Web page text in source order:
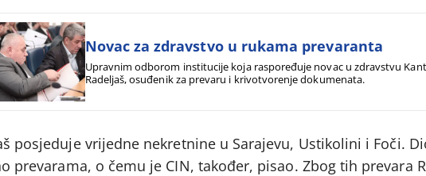
Novac za zdravstvo u rukama prevaranta
Upravnim odborom institucije koja raspoređuje novac u zdravstvu
Radeljaš, osuđenik za prevaru i krivotvorenje dokumenata.
posjeduje vrijedne nekretnine u Sarajevu, Ustikolini i Foči.
prevarama, o čemu je CIN, također, pisao. Zbog tih prevara